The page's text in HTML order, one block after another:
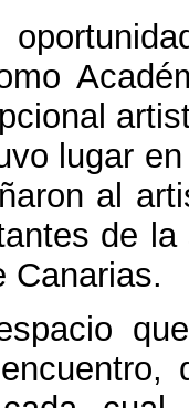
lugar
al
de
Canarias.